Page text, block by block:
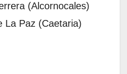
(Alcornocales)
La Paz (Caetaria)